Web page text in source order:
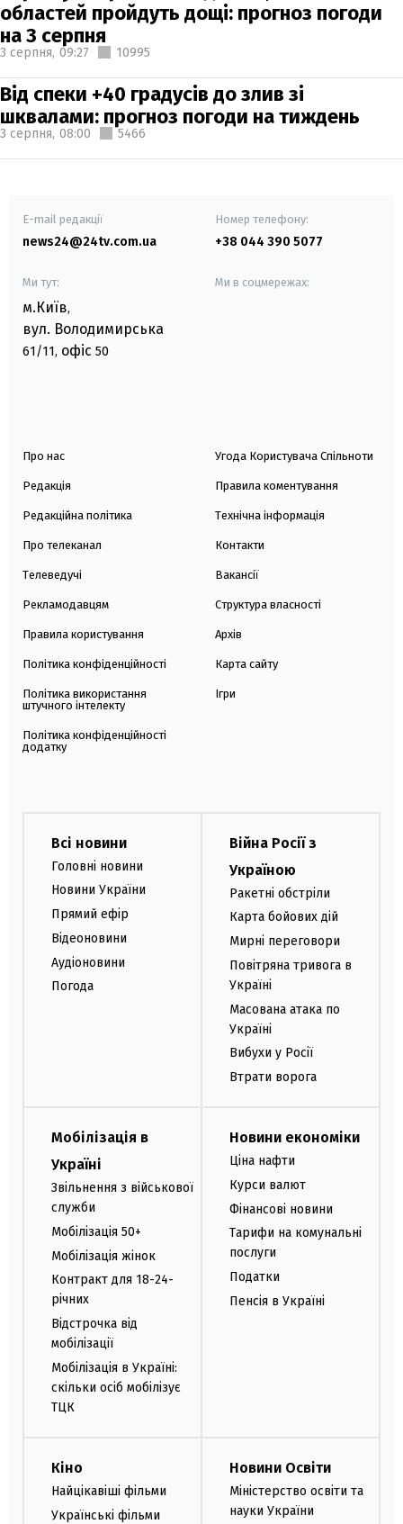
областей пройдуть дощі: прогноз погоди
на 3 серпня
3 серпня, 09:27 10995
Від спеки +40 градусів до злив зі
шквалами: прогноз погоди на тиждень
3 серпня, 08:00 5466
E-mail редакції
news24@24tv.com.ua
Номер телефону:
+38 044 390 5077
Ми тут:
м.Київ,
вул. Володимирська
61/11, офіс 50
Ми в соцмережах:
Про нас
Редакція
Редакційна політика
Про телеканал
Телеведучі
Рекламодавцям
Правила користування
Політика конфіденційності
Політика використання
штучного інтелекту
Політика конфіденційності
додатку
Угода Користувача Спільноти
Правила коментування
Технічна інформація
Контакти
Вакансії
Структура власності
Архів
Карта сайту
Ігри
Всі новини
Головні новини
Новини України
Прямий ефір
Відеоновини
Аудіоновини
Погода
Війна Росії з
Україною
Ракетні обстріли
Карта бойових дій
Мирні переговори
Повітряна тривога в
Україні
Масована атака по
Україні
Вибухи у Росії
Втрати ворога
Мобілізація в
Україні
Звільнення з військової
служби
Мобілізація 50+
Мобілізація жінок
Контракт для 18-24-
річних
Відстрочка від
мобілізації
Мобілізація в Україні:
скільки осіб мобілізує
ТЦК
Новини економіки
Ціна нафти
Курси валют
Фінансові новини
Тарифи на комунальні
послуги
Податки
Пенсія в Україні
Кіно
Найцікавіші фільми
Українські фільми
Новини Освіти
Міністерство освіти та
науки України